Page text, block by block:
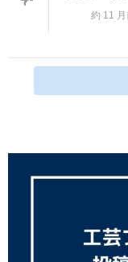
約 11